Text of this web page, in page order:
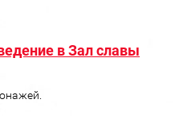
в Зал славы